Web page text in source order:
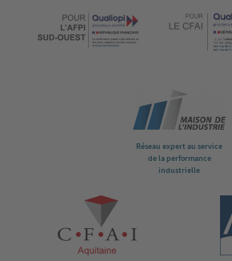
Réseau expert au service
de la performance
industrielle